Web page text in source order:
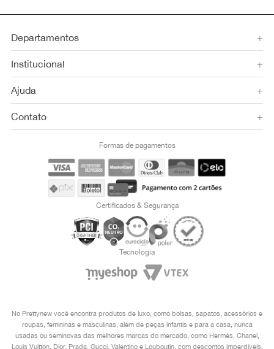
Departamentos +
Institucional +
Ajuda +
Contato +
Formas de pagamentos
Certificados & Segurança
Tecnologia
No Prettynew você encontra produtos de luxo, como bolsas, sapatos, acessórios e
roupas, femininas e masculinas, além de peças infantis e para a casa, nunca
usadas ou seminovas das melhores marcas do mercado, como Hermès, Chanel,
Louis Vuitton, Dior, Prada, Gucci, Valentino e Louboutin, com descontos imperdíveis.